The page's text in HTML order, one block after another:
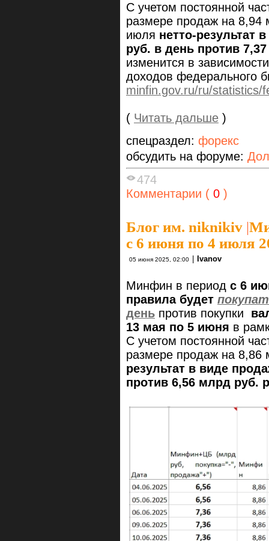
С учетом постоянной
размере продаж на 8,94
июля нетто-результат
руб. в день против 7,37
изменится в
доходов федерального
minfin.gov.ru/ru/statistics/
( Читать дальше )
спецраздел: форекс
обсудить на форуме:
474
Комментарии ( 0 )
Блог им. niknikiv |
с 6 июня по 4 июля
05 июня 2025, 02:00 | Ivanov
Минфин в период с 6
правила будет
день против покупки
13 мая по 5 июня в
С учетом постоянной
размере продаж на 8,86
результат в виде
против 6,56 млрд руб.